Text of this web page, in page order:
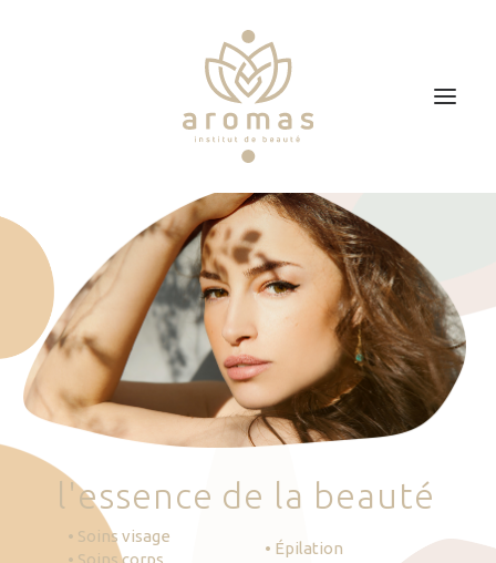
Soins
Je veux faire un bon cadeau
Plan d’accès
Prendre RDV
'essence de la beauté
• Soins visage
• Soins corps
• Épilation